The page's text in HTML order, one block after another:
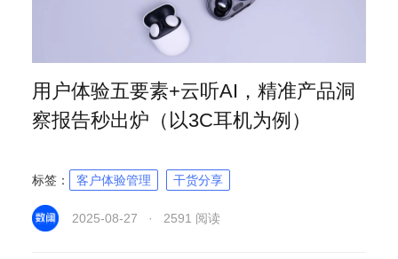
用户体验五要素+云听AI，精准产品洞
察报告秒出炉（以3C耳机为例）
标签： 客户体验管理 干货分享
2025-08-27 · 2591 阅读